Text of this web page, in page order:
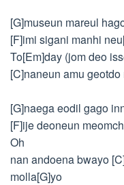
[G]museun mareul
[F]imi sigani manhi
To[Em]day (jom deo
[C]naneun amu
[G]naega eodil gago
[F]ije deoneun
Oh
nan andoena bwayo
molla[G]yo